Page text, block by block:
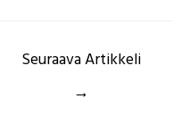
Seuraava Artikkeli
→